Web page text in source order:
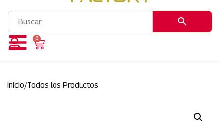
0
Inicio/Todos los Productos